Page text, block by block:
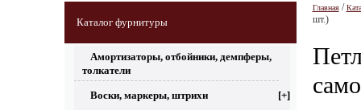
Каталог фурнитуры
Амортизаторы, отбойники, демпферы,
толкатели
Воски, маркеры, штрихи [+]
Главная/
шт.)